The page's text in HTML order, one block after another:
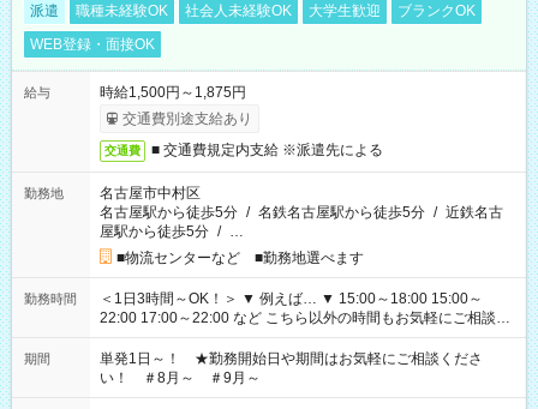
派遣 職種未経験OK 社会人未経験OK 大学生歓迎
ブランクOK
WEB登録・面接OK
給与
時給1,500円～1,875円
交通費別途支給あり
交通費 ■ 交通費規定内支給 ※派遣先による
勤務地
名古屋市中村区
名古屋駅から徒歩5分 / 名鉄名古屋駅から徒歩5分 / 近鉄名古
屋駅から徒歩5分 / …
■物流センターなど ■勤務地選べます
勤務時間
＜1日3時間～OK！＞ ▼ 例えば… ▼ 15:00～18:00 15:00～
22:00 17:00～22:00 など こちら以外の時間もお気軽にご相談く
ださい！
期間
単発1日～！ ★勤務開始日や期間はお気軽にご相談くださ
い！ ＃8月～ ＃9月～